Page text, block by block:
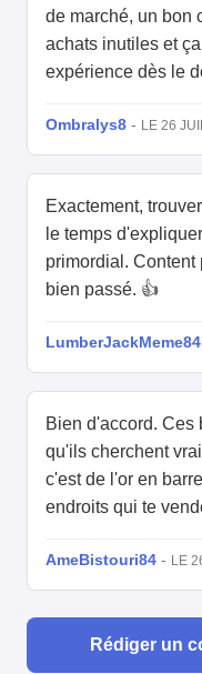
de marché, un bon
achats inutiles et
expérience dès le
Ombralys8 - LE 26
Exactement,
le temps
primordial. Content
bien passé. 👍
LumberJackMeme84
Bien d'accord. Ces
qu'ils cherchent
c'est de l'or en
endroits qui te
AmeBistouri84 - LE
Rédiger un